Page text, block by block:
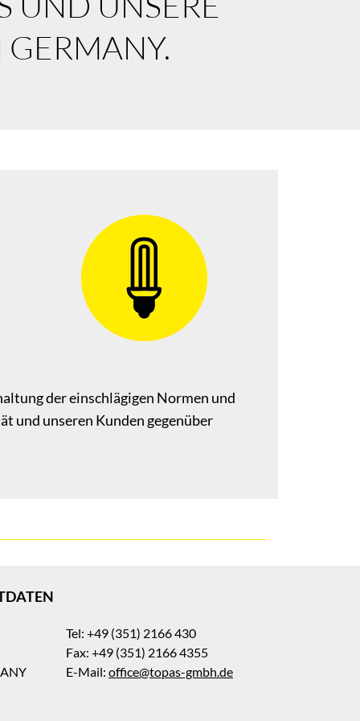
der einschlägigen Normen und
und unseren Kunden gegenüber
Tel: +49 (351) 2166 430
Fax: +49 (351) 2166 4355
E-Mail: office@topas-gmbh.de